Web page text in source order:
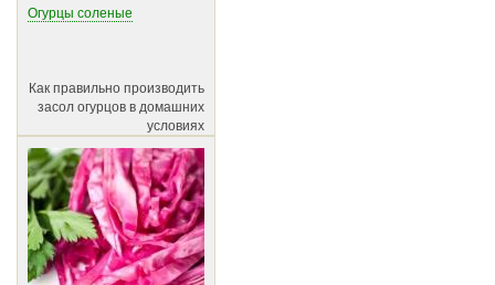
Огурцы соленые
Как правильно производить
засол огурцов в домашних
условиях